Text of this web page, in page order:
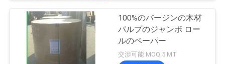
100%のバージンの木材
パルプのジャンボ ロー
ルのペーパー
交渉可能 MOQ:5 MT